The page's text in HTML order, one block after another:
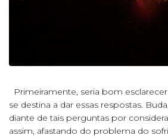
Primeiramente, seria bom
se destina a dar essas respostas.
diante de tais perguntas por
assim, afastando do problema do